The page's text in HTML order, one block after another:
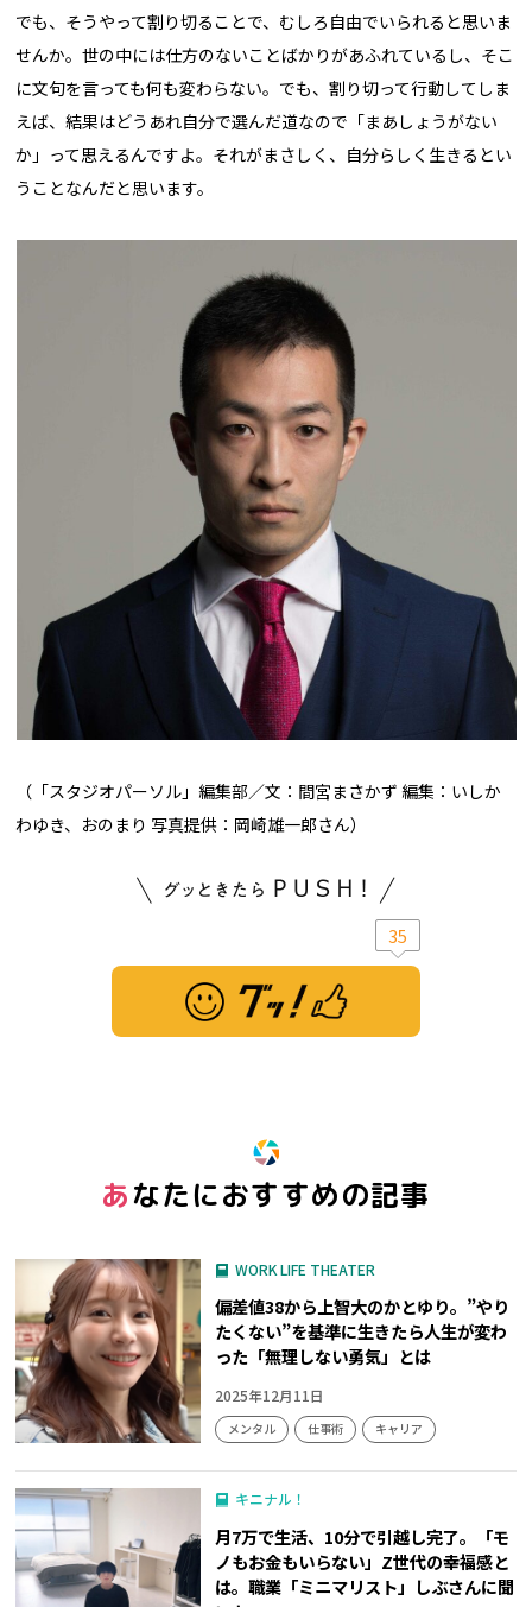
でも、そうやって割り切ることで、むしろ自由でいられると思いま
せんか。世の中には仕方のないことばかりがあふれているし、そこ
に文句を言っても何も変わらない。でも、割り切って行動してしま
えば、結果はどうあれ自分で選んだ道なので「まあしょうがない
か」って思えるんですよ。それがまさしく、自分らしく生きるとい
うことなんだと思います。
（「スタジオパーソル」編集部／文：間宮まさかず 編集：いしか
わゆき、おのまり 写真提供：岡崎雄一郎さん）
35
あなたにおすすめの記事
WORK LIFE THEATER
偏差値38から上智大のかとゆり。”やり
たくない”を基準に生きたら人生が変わ
った「無理しない勇気」とは
2025年12月11日
メンタル 仕事術 キャリア
キニナル！
月7万で生活、10分で引越し完了。「モ
ノもお金もいらない」Z世代の幸福感と
は。職業「ミニマリスト」しぶさんに聞